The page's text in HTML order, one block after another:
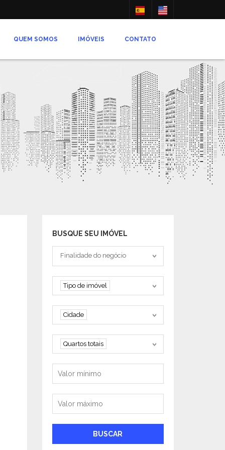
QUEM SOMOS IMÓVEIS CONTATO
BUSQUE SEU IMÓVEL
Tipo negociação
Finalidade do negócio
Tipo de imóvel
Tipo de imóvel
Cidade
Cidade
Quartos
Quartos totais
Valor mínimo
Valor máximo
BUSCAR